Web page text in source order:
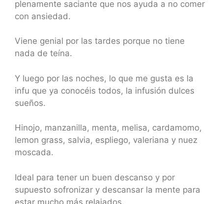
plenamente saciante que nos ayuda a no comer
con ansiedad.
Viene genial por las tardes porque no tiene
nada de teína.
Y luego por las noches, lo que me gusta es la
infu que ya conocéis todos, la infusión dulces
sueños.
Hinojo, manzanilla, menta, melisa, cardamomo,
lemon grass, salvia, espliego, valeriana y nuez
moscada.
Ideal para tener un buen descanso y por
supuesto sofronizar y descansar la mente para
estar mucho más relajados.